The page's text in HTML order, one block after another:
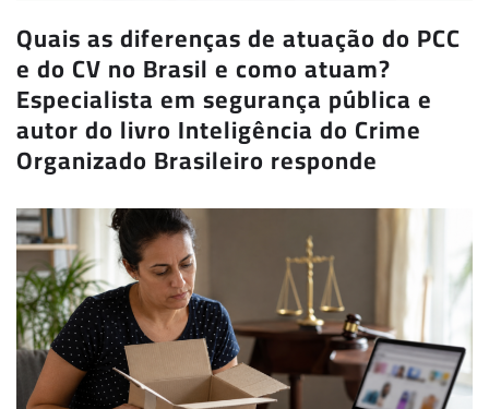
Quais as diferenças de atuação do PCC
e do CV no Brasil e como atuam?
Especialista em segurança pública e
autor do livro Inteligência do Crime
Organizado Brasileiro responde